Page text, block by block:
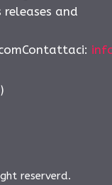
and
reserverd.